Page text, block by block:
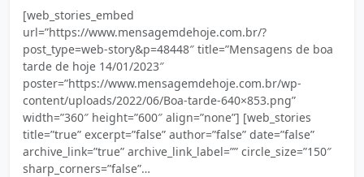
[web_stories_embed
url=”https://www.mensagemdehoje.com.br/?
post_type=web-story&p=48448″ title=”Mensagens de boa
tarde de hoje 14/01/2023″
poster=”https://www.mensagemdehoje.com.br/wp-
content/uploads/2022/06/Boa-tarde-640×853.png”
width=”360″ height=”600″ align=”none”] [web_stories
title=”true” excerpt=”false” author=”false” date=”false”
archive_link=”true” archive_link_label=”” circle_size=”150″
sharp_corners=”false”…